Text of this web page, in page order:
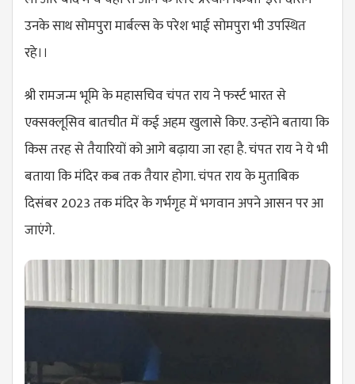
उनके साथ सोमपुरा मार्बल्स के परेश भाई सोमपुरा भी उपस्थित
रहे।।
श्री रामजन्म भूमि के महासचिव चंपत राय ने फर्स्ट भारत से
एक्सक्लूसिव बातचीत में कई अहम खुलासे किए. उन्होंने बताया कि
किस तरह से तैयारियों को आगे बढ़ाया जा रहा है. चंपत राय ने ये भी
बताया कि मंदिर कब तक तैयार होगा. चंपत राय के मुताबिक
दिसंबर 2023 तक मंदिर के गर्भगृह में भगवान अपने आसन पर आ
जाएंगे.